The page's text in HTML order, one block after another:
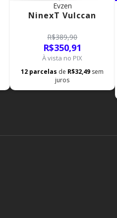
Evzen
NinexT Vulccan
R$389,90
R$350,91
À vista no PIX
12 parcelas de R$32,49 sem
juros